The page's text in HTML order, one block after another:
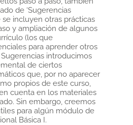
de ‘Sugerencias
se incluyen otras prácticas
y ampliación de algunos
(los que
para aprender otros
introducimos
de ciertos
que, por no aparecer
propios de este curso,
cuenta en los materiales
Sin embargo, creemos
para algún módulo de
Básica I.